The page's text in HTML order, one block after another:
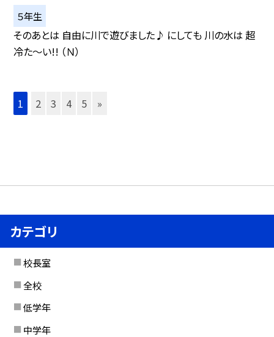
５年生
そのあとは 自由に川で遊びました♪ にしても 川の水は 超
冷た〜い!! （Ｎ）
1 2 3 4 5 »
カテゴリ
校長室
全校
低学年
中学年